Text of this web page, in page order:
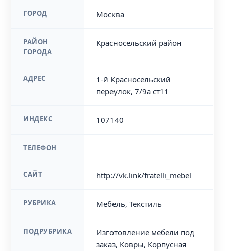
ГОРОД Москва
РАЙОН
ГОРОДА
Красносельский район
АДРЕС
1-й Красносельский
переулок, 7/9а ст11
ИНДЕКС 107140
ТЕЛЕФОН
САЙТ http://vk.link/fratelli_mebel
РУБРИКА Мебель, Текстиль
ПОДРУБРИКА
Изготовление мебели под
заказ, Ковры, Корпусная